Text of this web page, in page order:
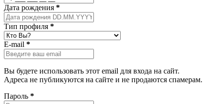
Дата рождения *
Тип профиля *
E-mail *
Вы будете использовать этот email для входа на сайт.
Адреса не публикуются на сайте и не продаются спамерам.
Пароль *